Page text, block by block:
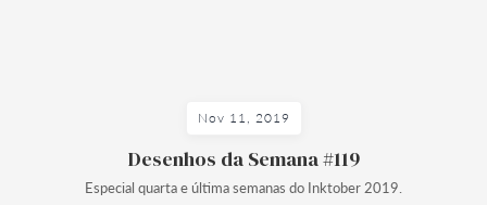
Nov 11, 2019
Desenhos da Semana #119
Especial quarta e última semanas do Inktober 2019.